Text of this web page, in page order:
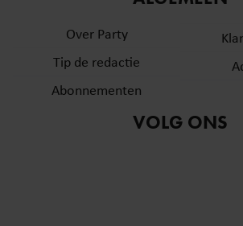
Over Party
Tip de redactie
Abonnementen
VOLG ONS